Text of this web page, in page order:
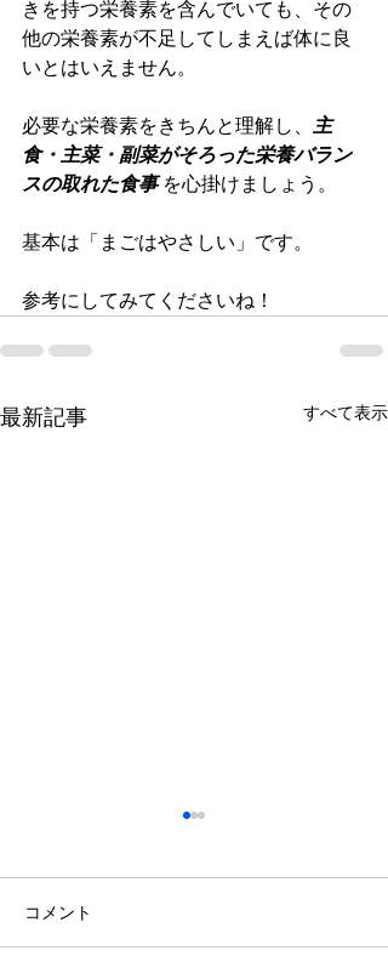
きを持つ栄養素を含んでいても、その
他の栄養素が不足してしまえば体に良
いとはいえません。
必要な栄養素をきちんと理解し、 主
食・主菜・副菜がそろった栄養バラン
スの取れた食事 を心掛けましょう。
基本は「まごはやさしい」です。
参考にしてみてくださいね！
最新記事 すべて表示
空気階段・鈴木もぐらさん
コメント